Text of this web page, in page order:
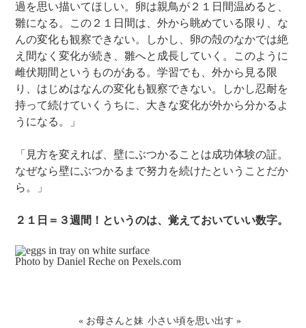
過を思い描いてほしい。卵は親鳥が２１日間温めると、
雛になる。この２１日間は、外から眺めている限り、な
んの変化も観察できない。しかし、卵の殻のなかでは絶
え間なく変化が続き、雛へと成長していく。このように
雌伏期間というものがある。学習でも、外から見る限
り、はじめはなんの変化も観察できない。しかし忍耐を
持って続けていくうちに、大きな変化が外から分かるよ
うになる。」
「見方を変えれば、壁にぶつかることは成功体験の証。
なぜなら壁にぶつかるまで努力を続けたということだか
ら。」
２１日＝３週間！というのは、覚えておいていい数字。
Photo by Daniel Reche onPexels.com
« お母さんと妹 小さい頃を思い出す »